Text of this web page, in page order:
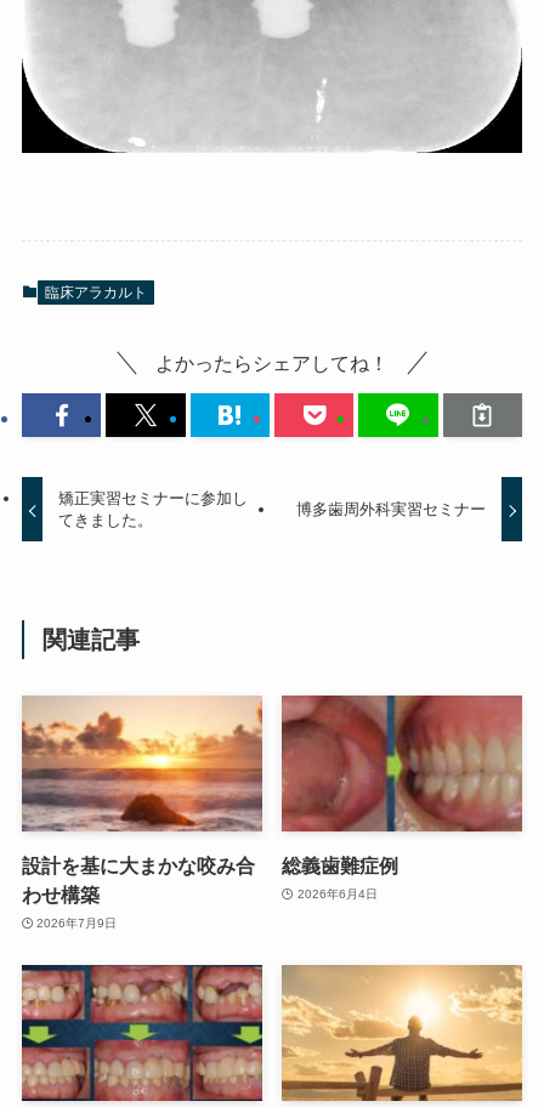
臨床アラカルト
よかったらシェアしてね！
矯正実習セミナーに参加し
てきました。
博多歯周外科実習セミナー
関連記事
設計を基に大まかな咬み合
わせ構築
2026年7月9日
総義歯難症例
2026年6月4日